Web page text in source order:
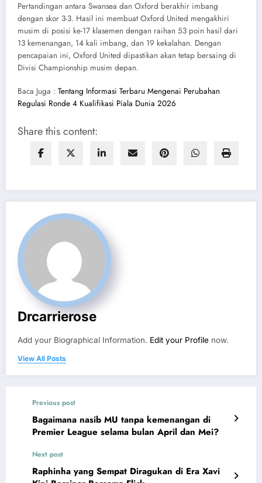
Pertandingan antara Swansea dan Oxford berakhir imbang
dengan skor 3-3. Hasil ini membuat Oxford United mengakhiri
musim di posisi ke-17 klasemen dengan raihan 53 poin hasil dari
13 kemenangan, 14 kali imbang, dan 19 kekalahan. Dengan
pencapaian ini, Oxford United dipastikan akan tetap bersaing di
Divisi Championship musim depan.
Baca Juga : Tentang Informasi Terbaru Mengenai Perubahan
Regulasi Ronde 4 Kualifikasi Piala Dunia 2026
Share this content:
Drcarrierose
Add your Biographical Information. Edit your Profile now.
View All Posts
Previous post
Bagaimana nasib MU tanpa kemenangan di
Premier League selama bulan April dan Mei?
Next post
Raphinha yang Sempat Diragukan di Era Xavi